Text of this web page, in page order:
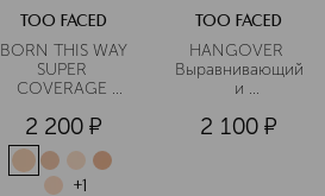
TOO FACED
BORN THIS WAY
SUPER
COVERAGE
Консилер с
высокой
степенью
покрытия в
2 200 ¤
+1
TOO FACED
HANGOVER
Выравнивающий
и
макияж спрей
2 100 ¤